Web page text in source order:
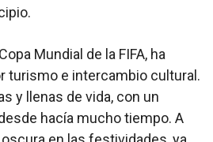
Mundial de la FIFA, ha
turismo e intercambio cultural.
y llenas de vida, con un
hacía mucho tiempo. A